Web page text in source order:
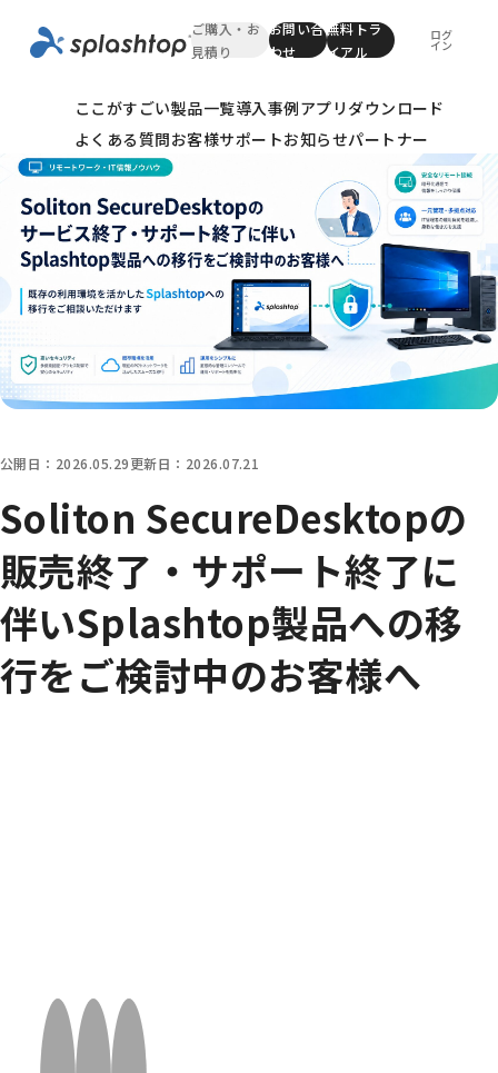
ご購入・お
見積り
お問い合
わせ
無料トラ
イアル
ログ
イン
ここがすごい製品一覧導入事例アプリダウンロード
よくある質問お客様サポートお知らせパートナー
Soliton SecureDesktopの
販売終了・サポート終了に
伴いSplashtop製品への移
行をご検討中のお客様へ
公開日： 2026.05.29更新日： 2026.07.21